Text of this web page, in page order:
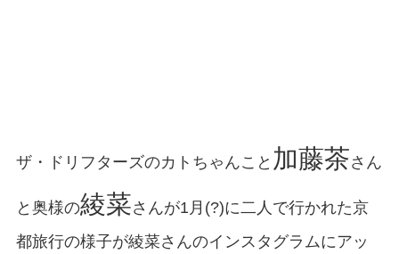
ザ・ドリフターズのカトちゃんこと 加藤茶さん
と奥様の綾菜さんが1月(?)に二人で行かれた京
都旅行の様子が綾菜さんのインスタグラムにアッ